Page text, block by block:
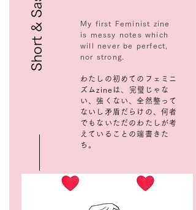
Short & Sassy
My first Feminist zine
is messy notes which
will never be perfect,
nor strong.
わたしの初めてのフェミニ
ズムzineは、完璧じゃな
い、強くない、全然整って
ないし矛盾だらけの、何者
でもないただのわたしが考
えていることの端書きた
ち。